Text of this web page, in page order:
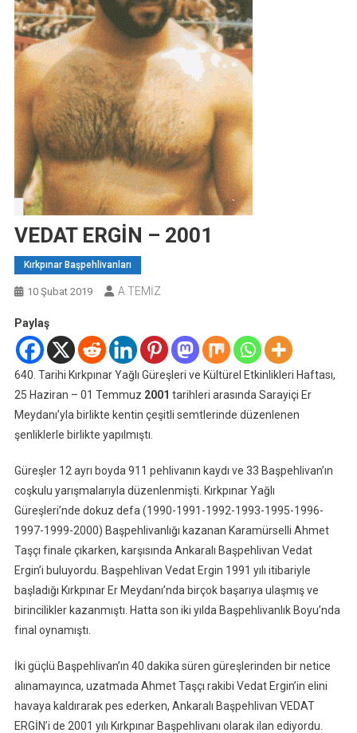
VEDAT ERGİN – 2001
Kırkpınar Başpehlivanları
10 Şubat 2019 A.TEMİZ
Paylaş
640. Tarihi Kırkpınar Yağlı Güreşleri ve Kültürel Etkinlikleri Haftası,
25 Haziran – 01 Temmuz 2001 tarihleri arasında Sarayiçi Er
Meydanı’yla birlikte kentin çeşitli semtlerinde düzenlenen
şenliklerle birlikte yapılmıştı.
Güreşler 12 ayrı boyda 911 pehlivanın kaydı ve 33 Başpehlivan’ın
coşkulu yarışmalarıyla düzenlenmişti. Kırkpınar Yağlı
Güreşleri’nde dokuz defa (1990-1991-1992-1993-1995-1996-
1997-1999-2000) Başpehlivanlığı kazanan Karamürselli Ahmet
Taşçı finale çıkarken, karşısında Ankaralı Başpehlivan Vedat
Ergin’i buluyordu. Başpehlivan Vedat Ergin 1991 yılı itibariyle
başladığı Kırkpınar Er Meydanı’nda birçok başarıya ulaşmış ve
birincilikler kazanmıştı. Hatta son iki yılda Başpehlivanlık Boyu’nda
final oynamıştı.
İki güçlü Başpehlivan’ın 40 dakika süren güreşlerinden bir netice
alınamayınca, uzatmada Ahmet Taşçı rakibi Vedat Ergin’in elini
havaya kaldırarak pes ederken, Ankaralı Başpehlivan VEDAT
ERGİN’i de 2001 yılı Kırkpınar Başpehlivanı olarak ilan ediyordu.